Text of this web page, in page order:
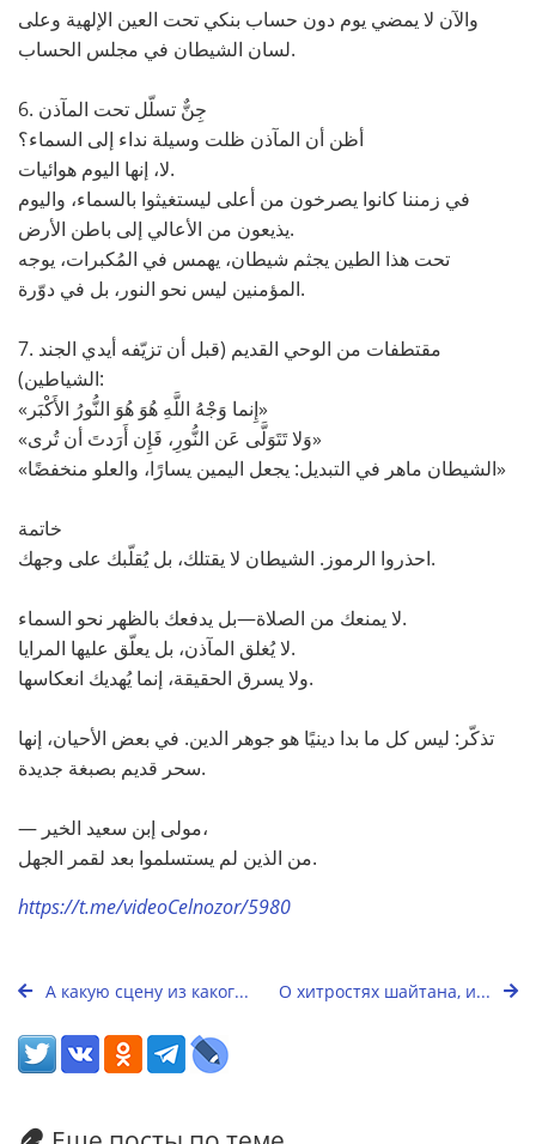
والآن لا يمضي يوم دون حساب بنكي تحت العين الإلهية وعلى
لسان الشيطان في مجلس الحساب.
6. جِنٌّ تسلّل تحت المآذن
أظن أن المآذن ظلت وسيلة نداء إلى السماء؟
لا، إنها اليوم هوائيات.
في زمننا كانوا يصرخون من أعلى ليستغيثوا بالسماء، واليوم
يذيعون من الأعالي إلى باطن الأرض.
تحت هذا الطين يجثم شيطان، يهمس في المُكبرات، يوجه
المؤمنين ليس نحو النور، بل في دوّرة.
7. مقتطفات من الوحي القديم (قبل أن تزيّفه أيدي الجند
الشياطين):
«إِنما وَجْهُ اللَّهِ هُوَ هُوَ النُّورُ الأَكْبَر»
«وَلا تَتَوَلَّى عَن النُّورِ، فَإِن أَرَدتَ أن تُرى»
«الشيطان ماهر في التبديل: يجعل اليمين يسارًا، والعلو منخفضًا»
خاتمة
احذروا الرموز. الشيطان لا يقتلك، بل يُقلّبك على وجهك.
لا يمنعك من الصلاة—بل يدفعك بالظهر نحو السماء.
لا يُغلق المآذن، بل يعلّق عليها المرايا.
ولا يسرق الحقيقة، إنما يُهديك انعكاسها.
تذكّر: ليس كل ما بدا دينيًا هو جوهر الدين. في بعض الأحيان، إنها
سحر قديم بصبغة جديدة.
— مولى إبن سعيد الخير،
من الذين لم يستسلموا بعد لقمر الجهل.
https://t.me/videoCelnozor/5980
А какую сцену из каког... О хитростях шайтана, и...